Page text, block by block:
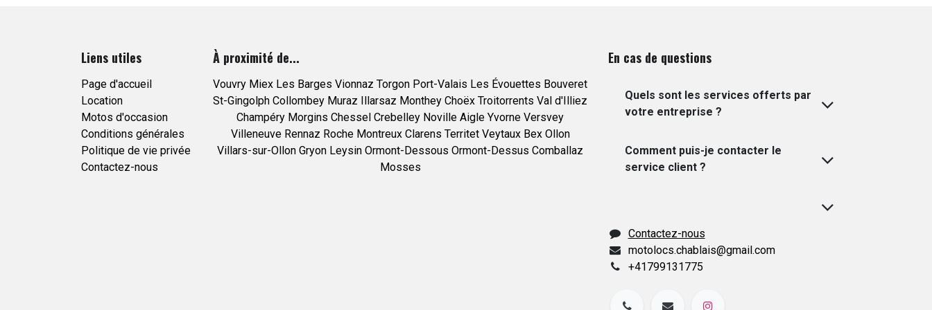
Liens utiles
Page d'accueil
Location
Motos d'occasion
Conditions générales
Politique de vie privée
Contactez-nous
À proximité de...
Vouvry Miex Les Barges Vionnaz Torgon Port-Valais Les Évouettes Bouveret
St-Gingolph Collombey Muraz Illarsaz Monthey Choëx Troitorrents Val d'Illiez
Champéry Morgins Chessel Crebelley Noville Aigle Yvorne Versvey
Villeneuve Rennaz Roche Montreux Clarens Territet Veytaux Bex Ollon
Villars-sur-Ollon Gryon Leysin Ormont-Dessous Ormont-Dessus Comballaz
Mosses
En cas de questions
Quels sont les services offerts par
votre entreprise ?
Comment puis-je contacter le
service client ?
Contactez-nous
motolocs.chablais@gmail.com
+41799131775